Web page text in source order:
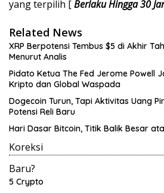
yang terpilih [Berlaku Hingga 30
Related News
XRP Berpotensi Tembus $5 di Akhir
Menurut Analis
Pidato Ketua The Fed Jerome Powell
Kripto dan Global Waspada
Dogecoin Turun, Tapi Aktivitas Uang
Potensi Reli Baru
Hari Dasar Bitcoin, Titik Balik Besar
Koreksi
Baru?
5 Crypto